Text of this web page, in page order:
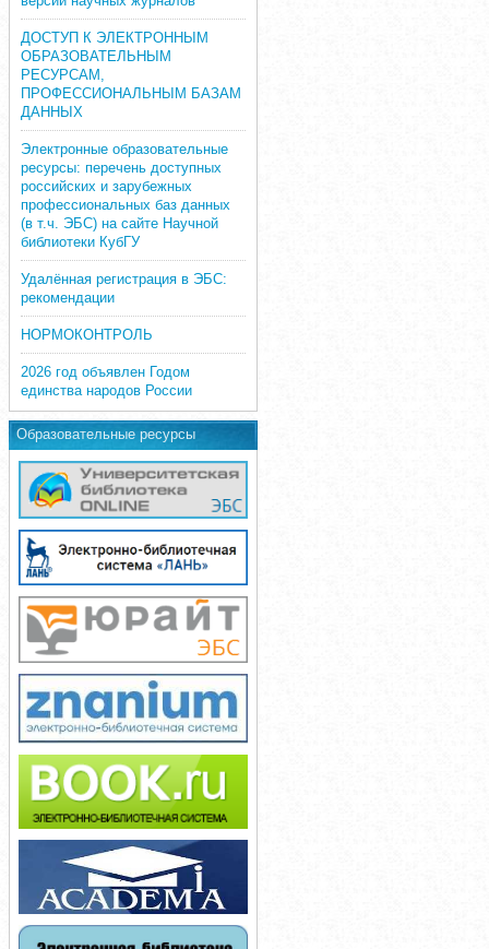
ДОСТУП К ЭЛЕКТРОННЫМ
ОБРАЗОВАТЕЛЬНЫМ
РЕСУРСАМ,
ПРОФЕССИОНАЛЬНЫМ БАЗАМ
ДАННЫХ
Электронные образовательные
ресурсы: перечень доступных
российских и зарубежных
профессиональных баз данных
(в т.ч. ЭБС) на сайте Научной
библиотеки КубГУ
Удалённая регистрация в ЭБС:
рекомендации
НОРМОКОНТРОЛЬ
2026 год объявлен Годом
единства народов России
Образовательные ресурсы